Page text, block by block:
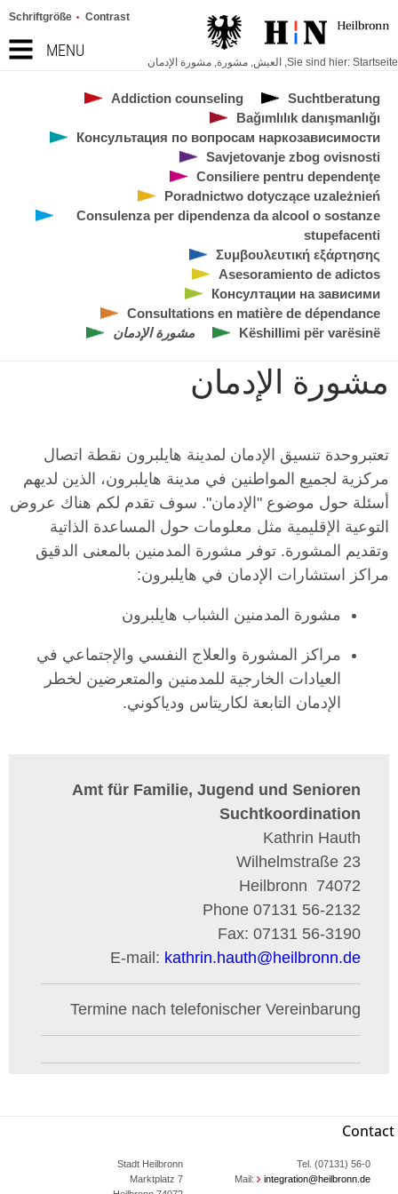
MENU
Schriftgröße Contrast
Sie sind hier: Startseite
, العيش, مشورة, مشورة الإدمان
Suchtberatung
Addiction counseling
Bağımlılık danışmanlığı
Консультация по вопросам наркозависимости
Savjetovanje zbog ovisnosti
Consiliere pentru dependenţe
Poradnictwo dotyczące uzależnień
Consulenza per dipendenza da alcool o sostanze
stupefacenti
Συμβουλευτική εξάρτησης
Asesoramiento de adictos
Консултации на зависими
Consultations en matière de dépendance
Këshillimi për varësinë
مشورة الإدمان
مشورة الإدمان
تعتبروحدة تنسيق الإدمان لمدينة هايلبرون نقطة اتصال
مركزية لجميع المواطنين في مدينة هايلبرون، الذين لديهم
أسئلة حول موضوع "الإدمان". سوف تقدم لكم هناك عروض
التوعية الإقليمية مثل معلومات حول المساعدة الذاتية
وتقديم المشورة. توفر مشورة المدمنين بالمعنى الدقيق
مراكز استشارات الإدمان في هايلبرون:
مشورة المدمنين الشباب هايلبرون
مراكز المشورة والعلاج النفسي والإجتماعي في
العيادات الخارجية للمدمنين والمتعرضين لخطر
الإدمان التابعة لكاريتاس ودياكوني.
Amt für Familie, Jugend und Senioren
Suchtkoordination
Kathrin Hauth
Wilhelmstraße 23
74072
Heilbronn
Phone 07131 56-2132
Fax: 07131 56-3190
E-mail: kathrin.hauth@heilbronn.de
Termine nach telefonischer Vereinbarung
Contact
Stadt Heilbronn
Marktplatz 7
Tel. (07131) 56-0
Mail:
integration@heilbronn.de